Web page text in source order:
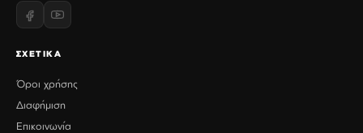
ΣΧΕΤΙΚΑ
Όροι χρήσης
Διαφήμιση
Επικοινωνία